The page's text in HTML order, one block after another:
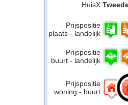
HuisX
Prijspositie
plaats - landelijk
Prijspositie
buurt - landelijk
Prijspositie
woning - buurt